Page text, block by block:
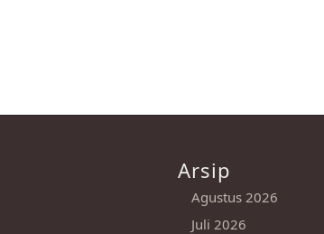
Arsip
Agustus 2026
Juli 2026